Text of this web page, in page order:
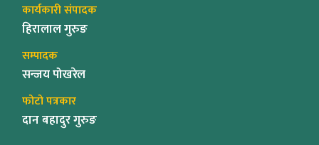
कार्यकारी संपादक
हिरालाल गुरुङ
सम्पादक
सन्जय पोखरेल
फोटो पत्रकार
दान बहादुर गुरुङ